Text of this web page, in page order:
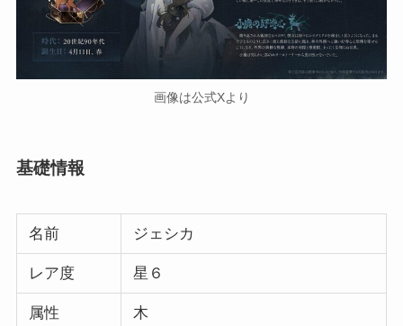
画像は公式Xより
基礎情報
名前 ジェシカ
レア度 星６
属性 木